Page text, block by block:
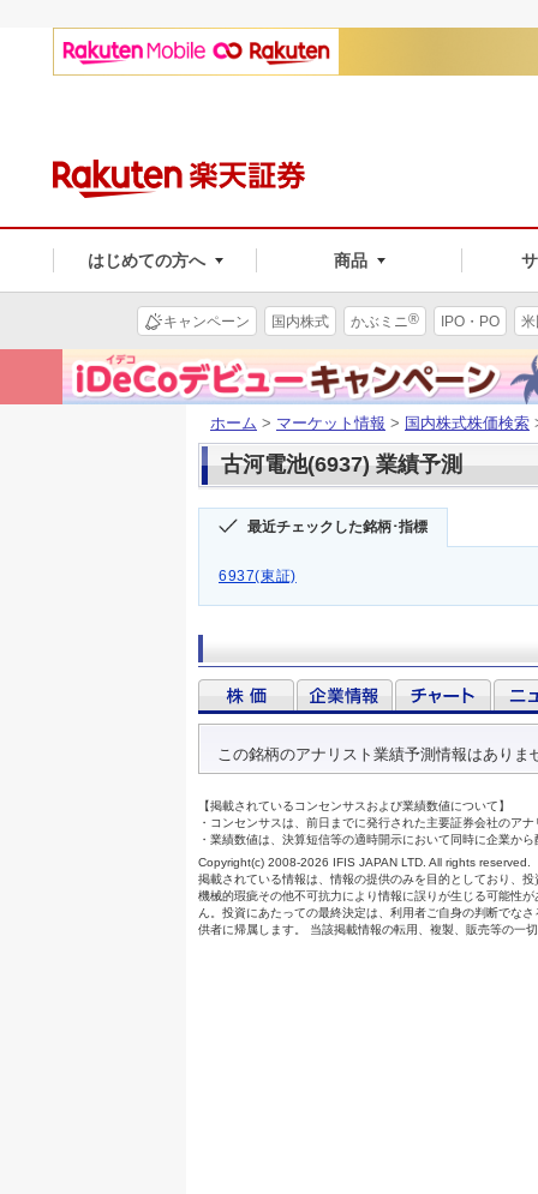
はじめての方へ 商品
キャンペーン 国内株式 かぶミニ® IPO・PO
ホーム > マーケット情報 > 国内株式株価検索
古河電池(6937) 業績予測
最近チェックした銘柄･指標
6937(東証)